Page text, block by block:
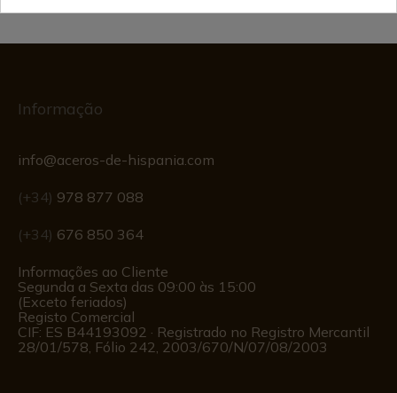
Informação
info@aceros-de-hispania.com
(+34) 978 877 088
(+34) 676 850 364
Informações ao Cliente
Segunda a Sexta das 09:00 às 15:00
(Exceto feriados)
Registo Comercial
CIF: ES B44193092 · Registrado no Registro Mercantil
28/01/578, Fólio 242, 2003/670/N/07/08/2003